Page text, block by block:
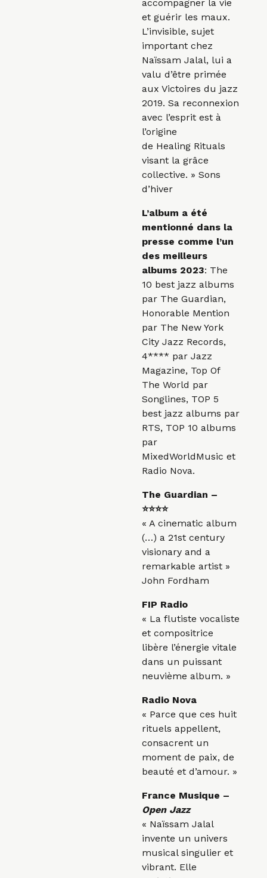
accompagner la vie
et guérir les maux.
L’invisible, sujet
important chez
Naïssam Jalal, lui a
valu d’être primée
aux Victoires du jazz
2019. Sa reconnexion
avec l’esprit est à
l’origine
de Healing Rituals
visant la grâce
collective. » Sons
d’hiver
L’album a été
mentionné dans la
presse comme l’un
des meilleurs
albums 2023: The
10 best jazz albums
par The Guardian,
Honorable Mention
par The New York
City Jazz Records,
4**** par Jazz
Magazine, Top Of
The World par
Songlines, TOP 5
best jazz albums par
RTS, TOP 10 albums
par
MixedWorldMusic et
Radio Nova.
The Guardian –
⭐⭐⭐⭐
« A cinematic album
(…) a 21st century
visionary and a
remarkable artist »
John Fordham
FIP Radio
« La flutiste vocaliste
et compositrice
libère l’énergie vitale
dans un puissant
neuvième album. »
Radio Nova
« Parce que ces huit
rituels appellent,
consacrent un
moment de paix, de
beauté et d’amour. »
France Musique –
Open Jazz
« Naïssam Jalal
invente un univers
musical singulier et
vibrant. Elle